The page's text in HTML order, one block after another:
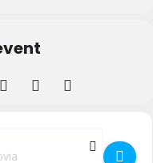
de la Memoria de las
Address - Día de la